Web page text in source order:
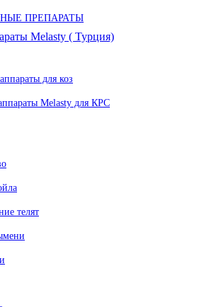
ПРЕПАРАТЫ
Melasty ( Турция)
для коз
Melasty для КРС
телят